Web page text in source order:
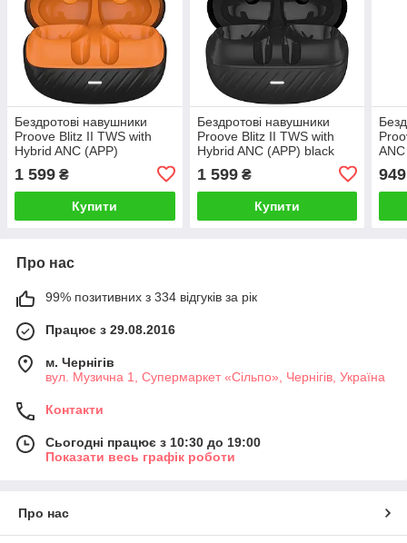
Бездротові навушники
Proove Blitz II TWS with
Hybrid ANC (APP)
1 599 ₴
Купити
Бездротові навушники
Proove Blitz II TWS with
Hybrid ANC (APP) black
1 599₴
Купити
949
Про нас
99% позитивних з 334 відгуків за рік
Працює з 29.08.2016
м. Чернігів
вул. Музична 1, Супермаркет «Сільпо», Чернігів, Україна
Контакти
Сьогодні працює з 10:30 до 19:00
Показати весь графік роботи
Про нас